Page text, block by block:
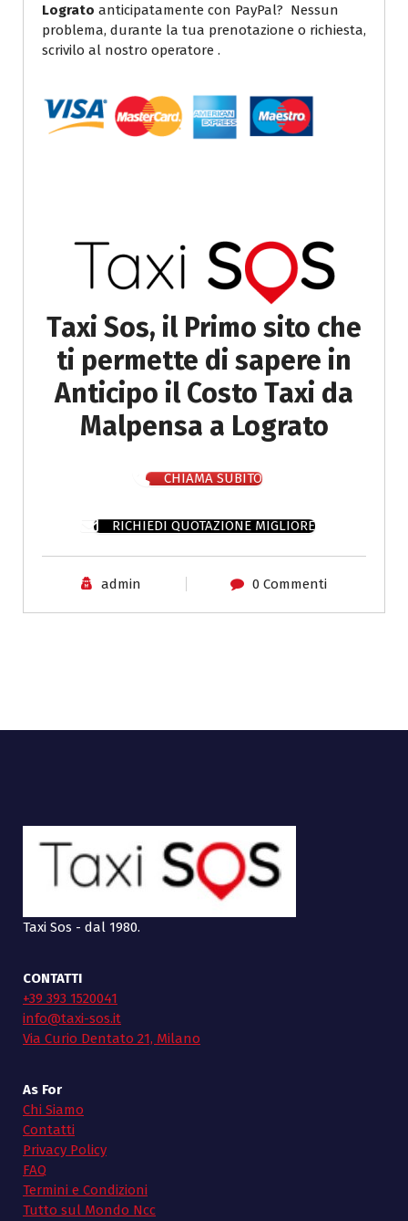
Lograto anticipatamente con PayPal? Nessun
problema, durante la tua prenotazione o richiesta,
scrivilo al nostro operatore .
Taxi Sos, il Primo sito che
ti permette di sapere in
Anticipo il Costo Taxi da
Malpensa a Lograto
CHIAMA SUBITO
RICHIEDI QUOTAZIONE MIGLIORE
admin 0 Commenti
Taxi Sos - dal 1980.
CONTATTI
+39 393 1520041
info@taxi-sos.it
Via Curio Dentato 21, Milano
As For
Chi Siamo
Contatti
Privacy Policy
FAQ
Termini e Condizioni
Tutto sul Mondo Ncc